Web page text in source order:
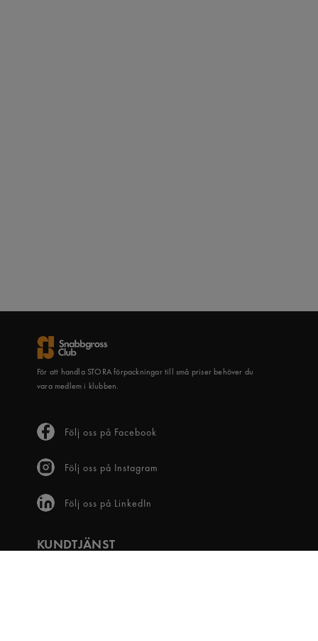
För att handla STORA förpackningar till små priser behöver du
vara medlem i klubben.
Följ oss på Facebook
Följ oss på Instagram
Följ oss på LinkedIn
KUNDTJÄNST